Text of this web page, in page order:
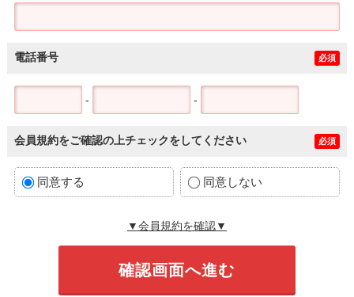
電話番号 必須
- -
会員規約をご確認の上チェックをしてください 必須
同意する 同意しない
▼会員規約を確認▼